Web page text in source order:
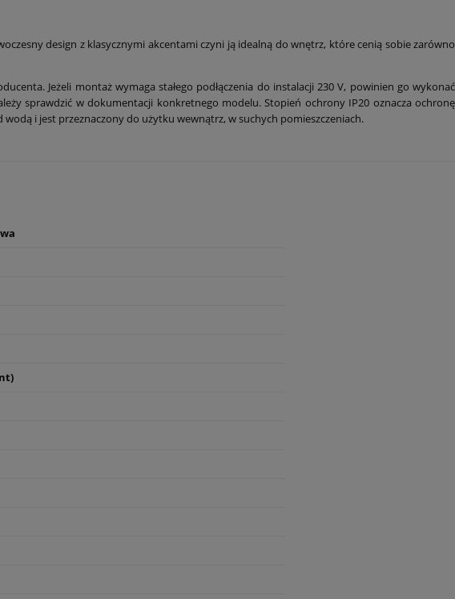
design z klasycznymi akcentami czyni ją idealną do wnętrz, które cenią sobie zarówno
Jeżeli montaż wymaga stałego podłączenia do instalacji 230 V, powinien go wykonać
sprawdzić w dokumentacji konkretnego modelu. Stopień ochrony IP20 oznacza ochronę
i jest przeznaczony do użytku wewnątrz, w suchych pomieszczeniach.